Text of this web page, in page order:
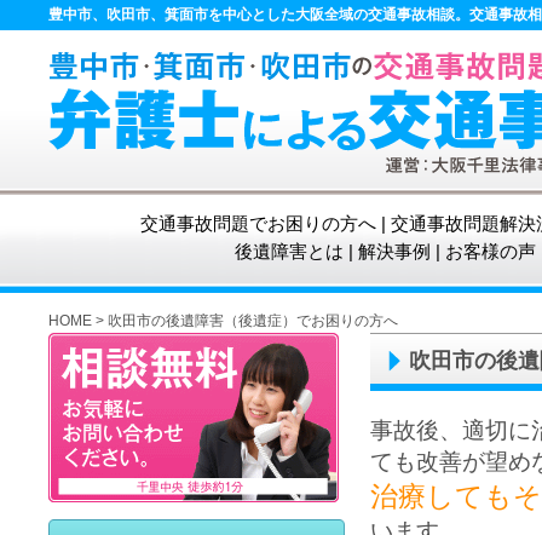
豊中市、吹田市、箕面市を中心とした大阪全域の交通事故相談。交通事故
交通事故問題でお困りの方へ| 交通事故問題解決
後遺障害とは
解決事例 お客様の声
HOME > 吹田市の後遺障害（後遺症）でお困りの方へ
吹田市の後
事故後、適切に
ても改善が望め
治療しても